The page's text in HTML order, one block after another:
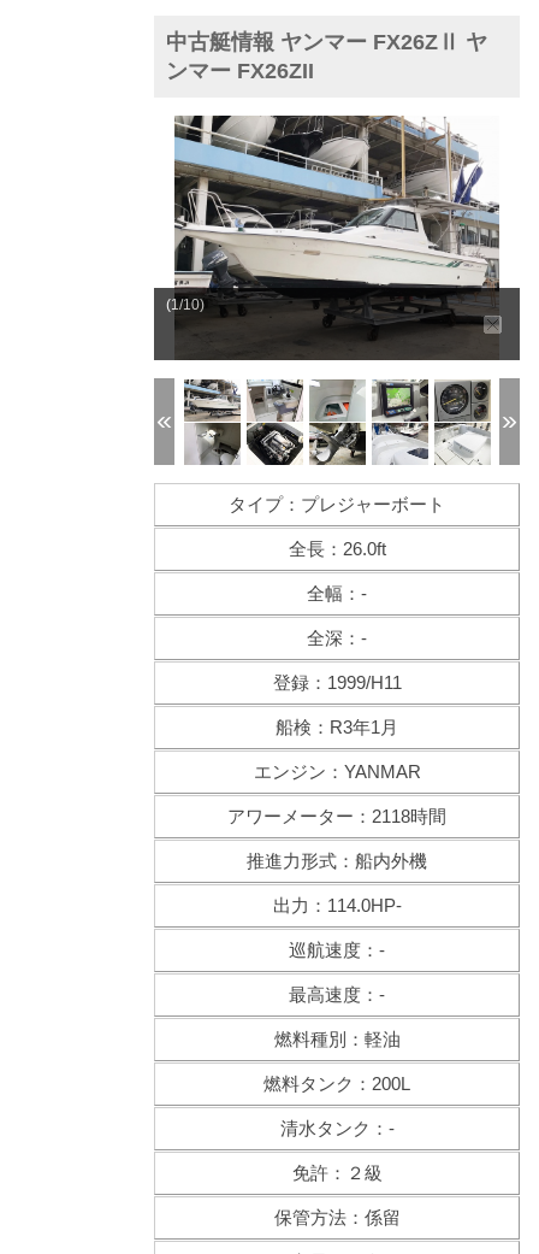
中古艇情報 ヤンマー FX26ZⅡ ヤ
ンマー FX26ZII
(1/10)
タイプ：プレジャーボート
全長：26.0ft
全幅：-
全深：-
登録：1999/H11
船検：R3年1月
エンジン：YANMAR
アワーメーター：2118時間
推進力形式：船内外機
出力：114.0HP-
巡航速度：-
最高速度：-
燃料種別：軽油
燃料タンク：200L
清水タンク：-
免許：２級
保管方法：係留